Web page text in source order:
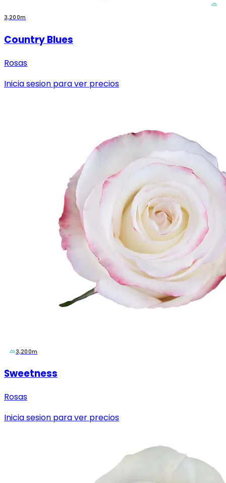
3,200m
Country Blues
Rosas
Inicia sesion para ver precios
3,200m
Sweetness
Rosas
Inicia sesion para ver precios